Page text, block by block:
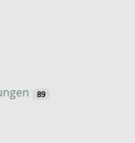
89